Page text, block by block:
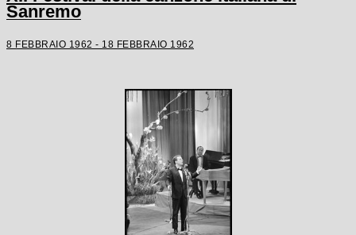
Sanremo
8 FEBBRAIO 1962 - 18 FEBBRAIO 1962